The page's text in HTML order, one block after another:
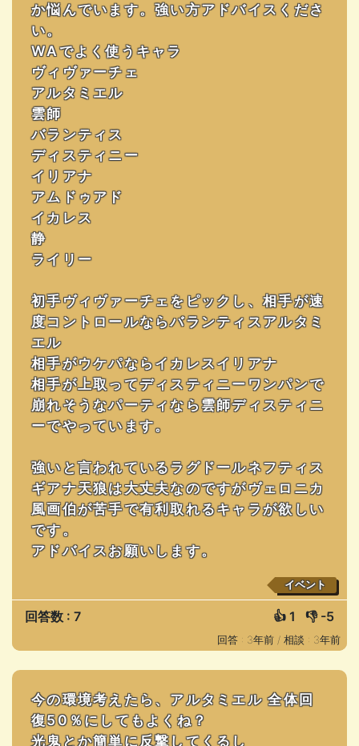
か悩んでいます。強い方アドバイスくださ
い。
WAでよく使うキャラ
ヴィヴァーチェ
アルタミエル
雲師
バランティス
ディスティニー
イリアナ
アムドゥアド
イカレス
静
ライリー
初手ヴィヴァーチェをピックし、相手が速
度コントロールならバランティスアルタミ
エル
相手がウケパならイカレスイリアナ
相手が上取ってディスティニーワンパンで
崩れそうなパーティなら雲師ディスティニ
ーでやっています。
強いと言われているラグドールネフティス
ギアナ天狼は大丈夫なのですがヴェロニカ
風画伯が苦手で有利取れるキャラが欲しい
です。
アドバイスお願いします。
イベント
回答数 : 7 👍 1 👎 -5
回答 : 3年前 / 相談 : 3年前
今の環境考えたら、アルタミエル 全体回
復50％にしてもよくね？
光鬼とか簡単に反撃してくるし